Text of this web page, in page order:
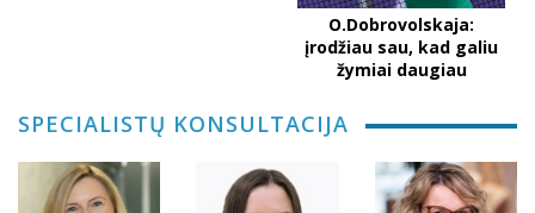
O.Dobrovolskaja:
įrodžiau sau, kad galiu
žymiai daugiau
SPECIALISTŲ KONSULTACIJA